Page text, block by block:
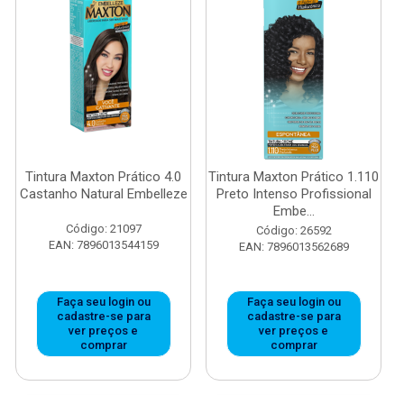
Tintura Maxton Prático 4.0
Castanho Natural Embelleze
Código: 21097
EAN: 7896013544159
Faça seu login ou
cadastre-se para
ver preços e
comprar
Tintura Maxton Prático 1.110
Preto Intenso Profissional
Embe...
Código: 26592
EAN: 7896013562689
Faça seu login ou
cadastre-se para
ver preços e
comprar